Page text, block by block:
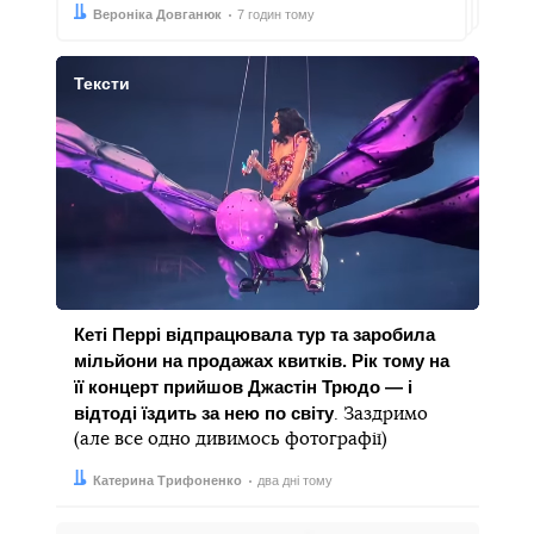
Автор:Вероніка Довганюк
Дата: 7 годин тому
Тексти
Кеті Перрі відпрацювала тур та заробила
мільйони на продажах квитків. Рік тому на
її концерт прийшов Джастін Трюдо — і
відтоді їздить за нею по світу. Заздримо
(але все одно дивимось фотографії)
Автор:Катерина Трифоненко
Дата: два дні тому